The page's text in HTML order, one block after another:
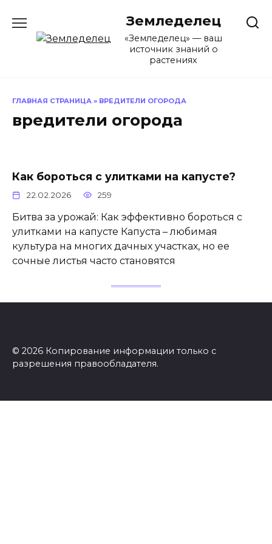
содержанию
Земледелец
«Земледелец» — ваш
источник знаний о
растениях
ГЛАВНАЯ СТРАНИЦА » ВРЕДИТЕЛИ ОГОРОДА
вредители огорода
Как бороться с улитками на капусте?
22.02.2026 259
Битва за урожай: Как эффективно бороться с
улитками на капусте Капуста – любимая
культура на многих дачных участках, но ее
сочные листья часто становятся
© 2026 Копирование информации только с
разрешения правообладателя.